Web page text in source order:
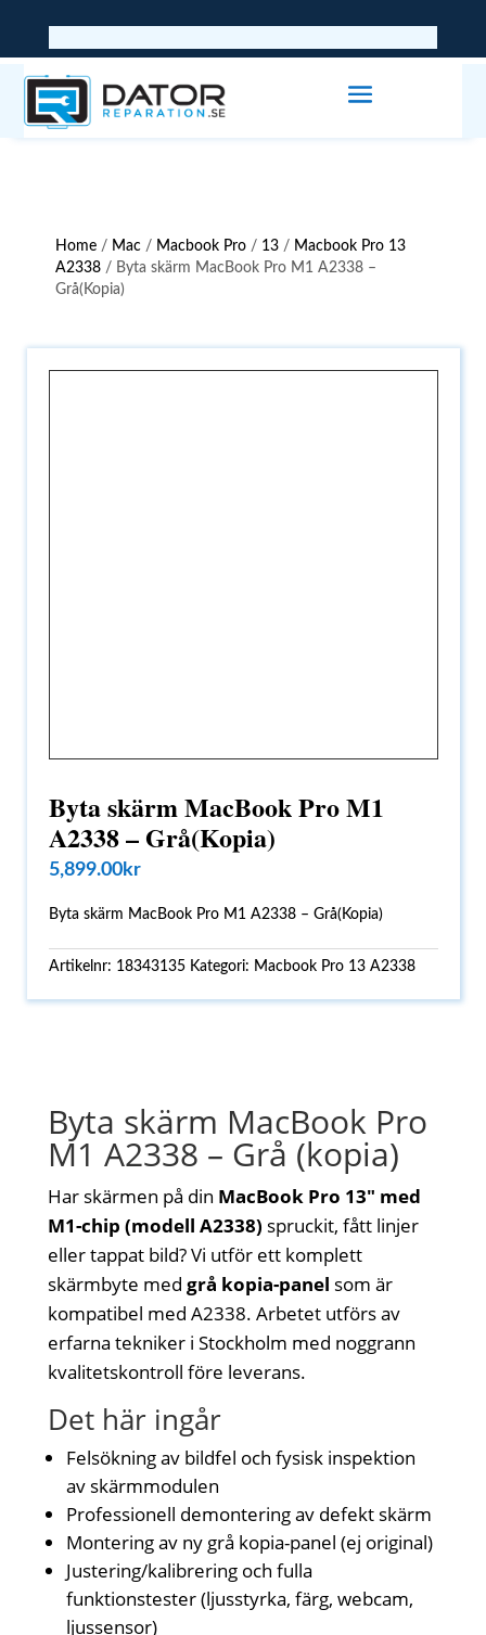
Home / Mac / Macbook Pro / 13 / Macbook Pro 13
A2338 / Byta skärm MacBook Pro M1 A2338 –
Grå(Kopia)
Byta skärm MacBook Pro M1
A2338 – Grå(Kopia)
5,899.00kr
Byta skärm MacBook Pro M1 A2338 – Grå(Kopia)
Artikelnr: 18343135 Kategori: Macbook Pro 13 A2338
Byta skärm MacBook Pro
M1 A2338 – Grå (kopia)
Har skärmen på din MacBook Pro 13" med
M1-chip (modell A2338) spruckit, fått linjer
eller tappat bild? Vi utför ett komplett
skärmbyte medgrå kopia-panel som är
kompatibel med A2338. Arbetet utförs av
erfarna tekniker i Stockholm med noggrann
kvalitetskontroll före leverans.
Det här ingår
Felsökning av bildfel och fysisk inspektion
av skärmmodulen
Professionell demontering av defekt skärm
Montering av ny grå kopia-panel (ej original)
Justering/kalibrering och fulla
funktionstester (ljusstyrka, färg, webcam,
ljussensor)